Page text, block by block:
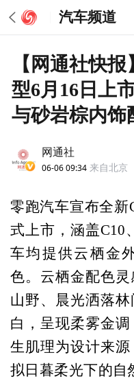
汽车频道
【网通社快
型6月16日上
与砂岩棕内饰
网通社
06-06 09:34 来自北京
零跑汽车宣布全新
式上市，涵盖C10
车均提供云栖金
色。云栖金配色
山野、晨光洒落
白，呈现柔雾金
生肌理为设计来
拟日暮柔光下的自